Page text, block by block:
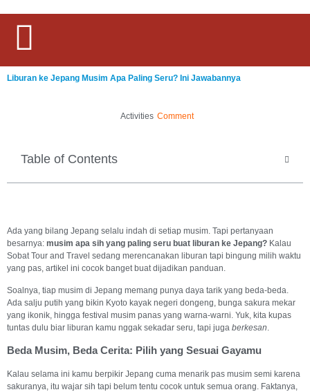
Liburan ke Jepang Musim Apa Paling Seru? Ini Jawabannya
Activities Comment
Table of Contents
Ada yang bilang Jepang selalu indah di setiap musim. Tapi pertanyaan
besarnya: musim apa sih yang paling seru buat liburan ke Jepang? Kalau
Sobat Tour and Travel sedang merencanakan liburan tapi bingung milih waktu
yang pas, artikel ini cocok banget buat dijadikan panduan.
Soalnya, tiap musim di Jepang memang punya daya tarik yang beda-beda.
Ada salju putih yang bikin Kyoto kayak negeri dongeng, bunga sakura mekar
yang ikonik, hingga festival musim panas yang warna-warni. Yuk, kita kupas
tuntas dulu biar liburan kamu nggak sekadar seru, tapi juga berkesan.
Beda Musim, Beda Cerita: Pilih yang Sesuai Gayamu
Kalau selama ini kamu berpikir Jepang cuma menarik pas musim semi karena
sakuranya, itu wajar sih tapi belum tentu cocok untuk semua orang. Faktanya,